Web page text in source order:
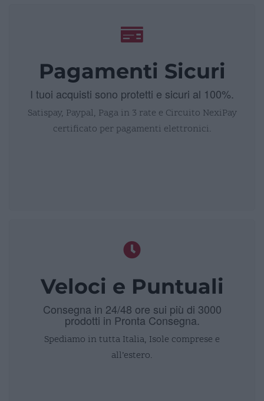
Pagamenti Sicuri
I tuoi acquisti sono protetti e sicuri al 100%.
Satispay, Paypal, Paga in 3 rate e Circuito NexiPay
certificato per pagamenti elettronici.
Veloci e Puntuali
Consegna in 24/48 ore sui più di 3000
prodotti in Pronta Consegna.
Spediamo in tutta Italia, Isole comprese e
all’estero.